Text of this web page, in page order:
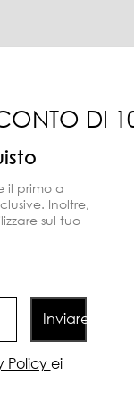
DI
il primo a
Inoltre,
sul tuo
Inviare
Policyei